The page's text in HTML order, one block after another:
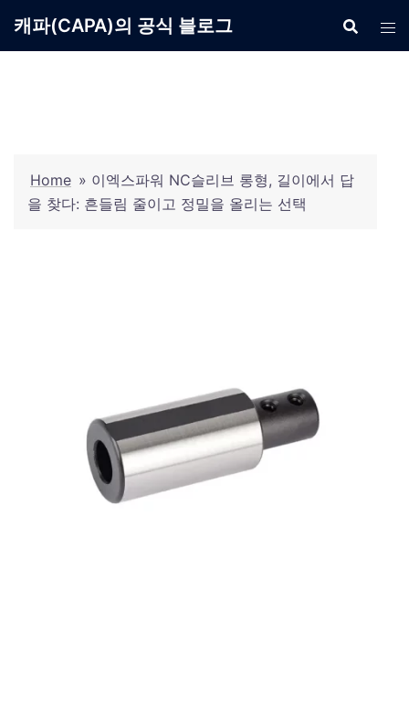
캐파(CAPA)의 공식 블로그
Home » 이엑스파워 NC슬리브 롱형, 길이에서 답
을 찾다: 흔들림 줄이고 정밀을 올리는 선택